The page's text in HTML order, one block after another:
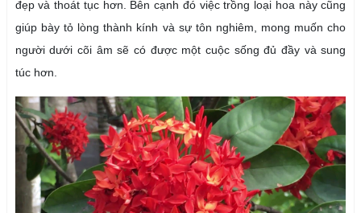
đẹp và thoát tục hơn. Bên cạnh đó việc trồng loại hoa này cũng
giúp bày tỏ lòng thành kính và sự tôn nghiêm, mong muốn cho
người dưới cõi âm sẽ có được một cuộc sống đủ đầy và sung
túc hơn.